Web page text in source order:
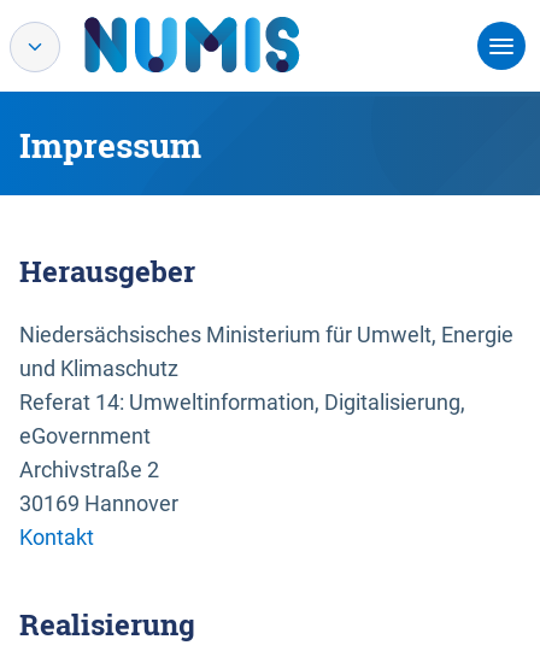
Impressum
Herausgeber
Niedersächsisches Ministerium für Umwelt, Energie
und Klimaschutz
Referat 14: Umweltinformation, Digitalisierung,
eGovernment
Archivstraße 2
30169 Hannover
Kontakt
Realisierung